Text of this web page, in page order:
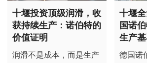
十堰投资顶级润滑，收
获持续生产：诺伯特的
价值证明
润滑不是成本，而是生产
十堰
国诺
生产基
德国诺